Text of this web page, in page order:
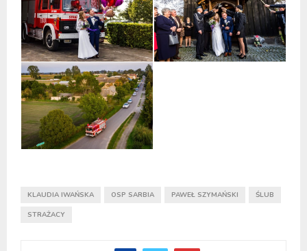
KLAUDIA IWAŃSKA OSP SARBIA PAWEŁ SZYMAŃSKI ŚLUB
STRAŻACY